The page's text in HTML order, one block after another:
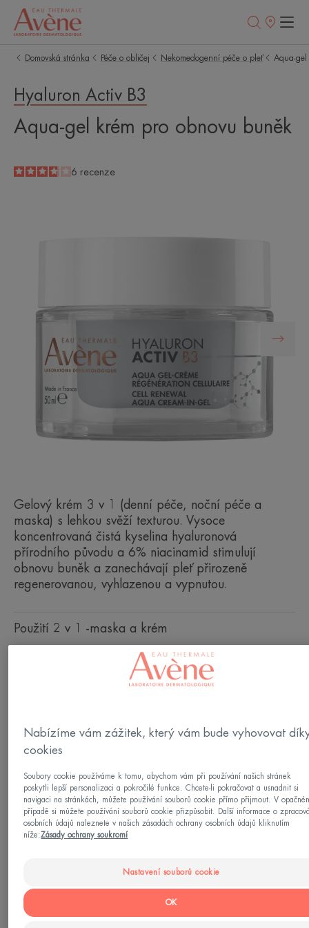
Prodejní
Domovská stránka Péče o obličej Nekomedogenní péče o pleť Aqua-gel
Hyaluron Activ B3
Aqua-gel krém pro obnovu buněk
3.8
/
5
6 recenze
Gelový krém 3 v 1 (denní péče, noční péče a
maska) s lehkou svěží texturou. Vysoce
koncentrovaná čistá kyselina hyaluronová
přírodního původu a 6% niacinamid stimulují
obnovu buněk a zanechávají pleť přirozeně
regenerovanou, vyhlazenou a vypnutou.
Použití 2 v 1 -maska a krém
Plnitelná dóza
Plnitelná
50ml
Lze použít pro
Dospělí
Suchá kůže - Citlivá pleť - Všechny typy pleti
Vaše potřeba/-y
Nabízíme vám zážitek, který vám bude vyhovovat
cookies
Soubory cookie používáme k tomu, abychom vám při používání našich stránek
poskytli lepší personalizaci a pokročilé funkce. Chcete-li pokračovat a usnadnit si
navigaci na stránkách, můžete používání souborů cookie přímo přijmout. V
případě si můžete používání souborů cookie přizpůsobit. Další informace o
osobních údajů naleznete v našich zásadách ochrany osobních údajů kliknutím
níže:Zásady ochrany soukromí
Nastavení souborů cookie
OK